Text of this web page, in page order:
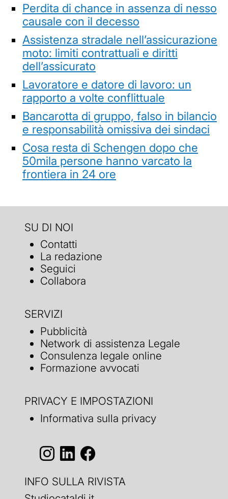
Perdita di chance in assenza di nesso
causale con il decesso
Assistenza stradale nell’assicurazione
moto: limiti contrattuali e diritti
dell’assicurato
Lavoratore e datore di lavoro: un
rapporto a volte conflittuale
Bancarotta di gruppo, falso in bilancio
e responsabilità omissiva dei sindaci
Cosa resta di Schengen dopo che
50mila persone hanno varcato la
frontiera in 24 ore
SU DI NOI
Contatti
La redazione
Seguici
Collabora
SERVIZI
Pubblicità
Network di assistenza Legale
Consulenza legale online
Formazione avvocati
PRIVACY E IMPOSTAZIONI
Informativa sulla privacy
INFO SULLA RIVISTA